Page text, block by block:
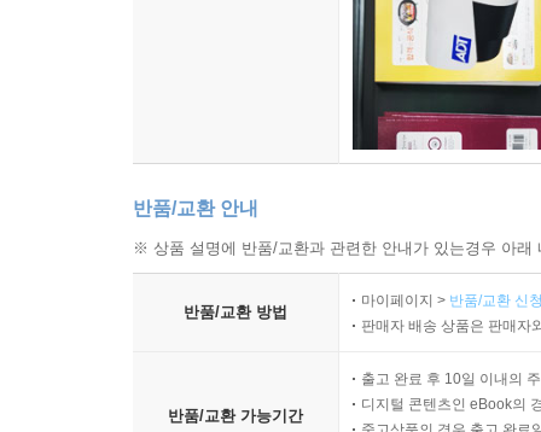
반품/교환 안내
※ 상품 설명에 반품/교환과 관련한 안내가 있는경우 아
반품/교환 방법
마이페이지 > 반품/교환 신
판매자 배송 상품은 판매자
반품/교환 가능기간
출고 완료 후 10일 이내의
디지털 콘텐츠인 eBook의